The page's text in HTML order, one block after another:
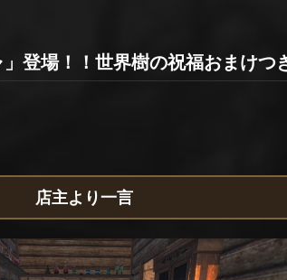
登場！！世界樹の祝福おまけつ
店主より一言